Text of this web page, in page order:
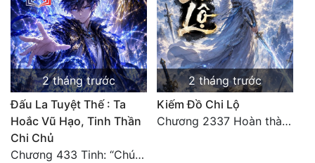
2 tháng trước
Đấu La Tuyệt Thế : Ta
Hoắc Vũ Hạo, Tinh Thần
Chi Chủ
Chương 433 Tinh: “Chúng ta có 10 thắng, Shrek có 10 bại!”
2 tháng trước
Kiếm Đồ Chi Lộ
Chương 2337 Hoàn thành lời cảm tưởng